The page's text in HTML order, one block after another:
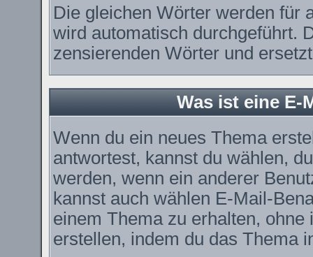
Die gleichen Wörter werden für
wird automatisch durchgeführt.
zensierenden Wörter und
Was ist eine
Wenn du ein neues Thema
antwortest, kannst du wählen,
werden, wenn ein anderer
kannst auch wählen E-Mail-
einem Thema zu erhalten,
erstellen, indem du das Thema